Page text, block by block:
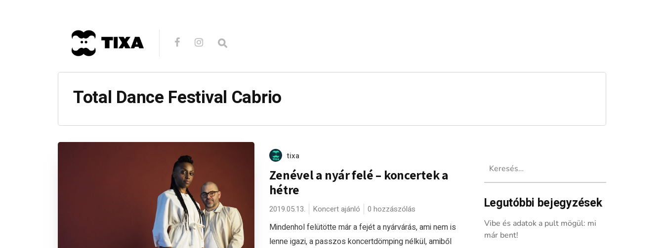
Total Dance Festival Cabrio
tixa
Zenével a nyár felé – koncertek a
hétre
2019.05.13. Koncert ajánló 0 hozzászólás
Mindenhol felütötte már a fejét a nyárvárás, ami nem is
lenne igazi, a passzos koncertdömping nélkül, amiből
Legutóbbi bejegyzések
Vibe és adatok a pult mögül: mi
már bent!